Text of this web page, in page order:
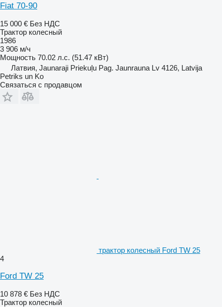
Fiat 70-90
15 000 € Без НДС
Трактор колесный
1986
3 906 м/ч
Мощность 70.02 л.с. (51.47 кВт)
Латвия, Jaunaraji Priekuļu Pag. Jaunrauna Lv 4126, Latvija
Petriks un Ko
Связаться с продавцом
трактор колесный Ford TW 25
4
Ford TW 25
10 878 € Без НДС
Трактор колесный